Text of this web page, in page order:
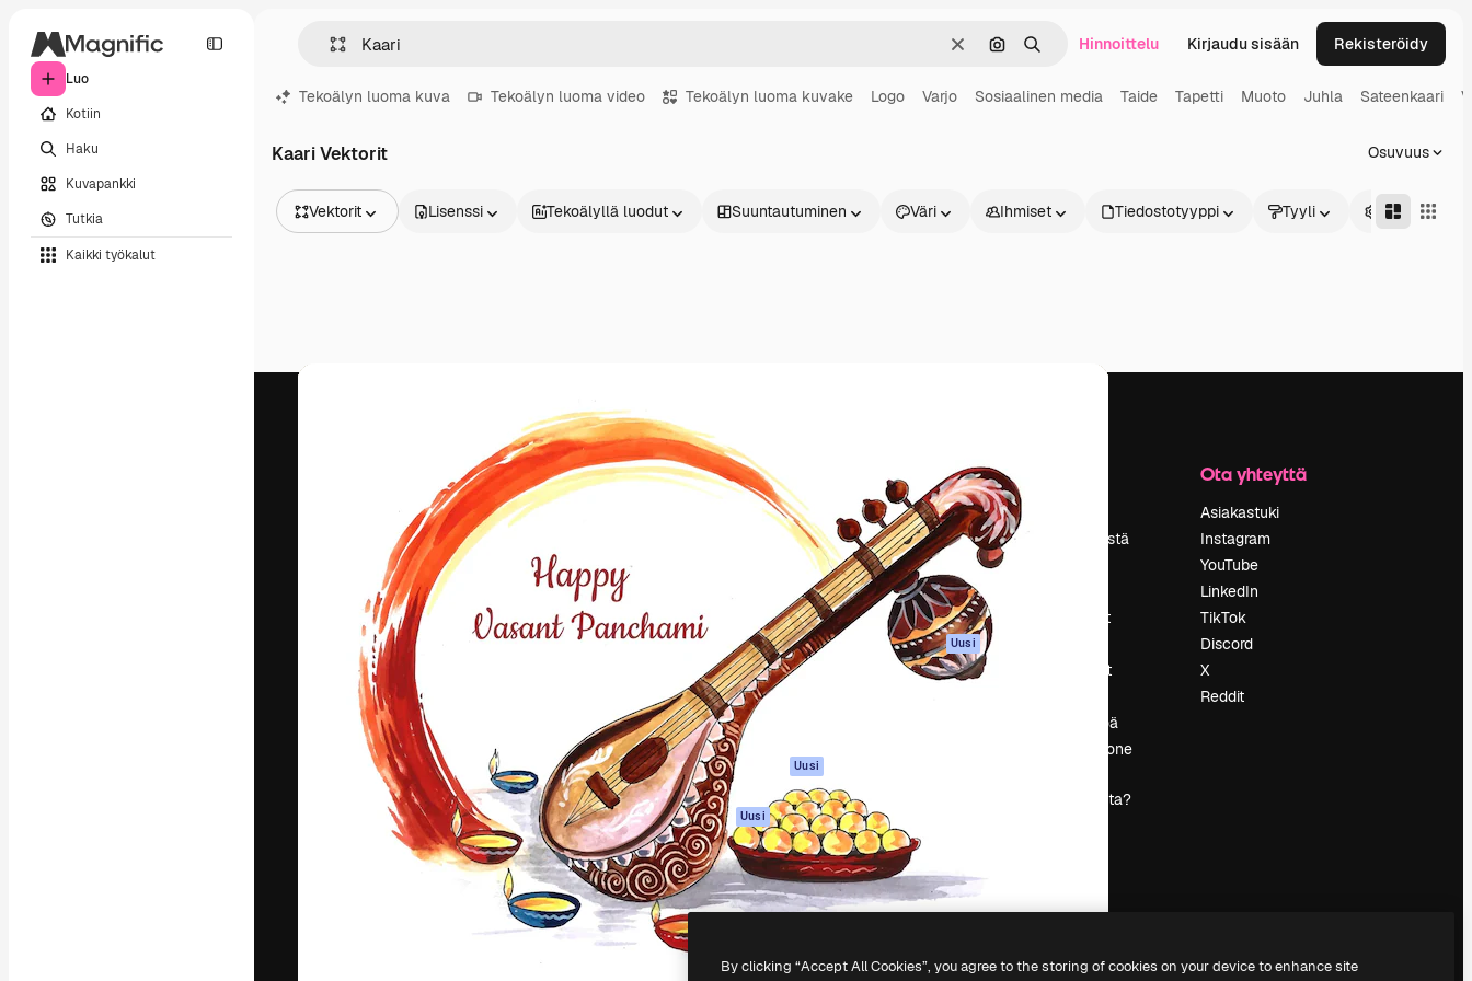
Luo
Kotiin
Haku
Kuvapankki
Tutkia
Kaikki työkalut
SelkeäHae kuvan perusteella
Haku Hinnoittelu Kirjaudu sisään Rekisteröidy
Tekoälyn luoma kuva Tekoälyn luoma video Tekoälyn luoma kuvake Logo Varjo Sosiaalinen media Taide Tapetti Muoto Juhla Sateenkaari
Kaari Vektorit Osuvuus
Vektorit
Videot
Lisenssi Tekoälyllä luodut Suuntautuminen Väri Ihmiset Tiedostotyyppi Tyyli Edistynyt
Luova alusta parhaiden töidesi
toteuttamiseen. Yli miljoona tilaajaa
luovien alojen ammattilaisten, yritysten,
toimistojen ja studioiden joukossa.
Suomi
Tuotteet
Tekoälyavustaja
Tekoälyllä toimiva
kuvageneraattori
Tekoälyllä toimiva
videogeneraattori
Tekoälyllä toimiva
äänigeneraattori
Kuvapankkisisältö
MCP
Claudelle ja
ChatGPT:lle
Uusi
Agentit Uusi
API
Mobiilisovellus
Kaikki Magnific-
työkalut
Aloita
Academy
Dokumentaatio
Tuki
Käyttöehdot
Tietosuojakäytäntö
Alkuperäiset Uusi
Evästepolitiikka
Tietoja meistä
Hakutrendit
Tapahtumat
Myy sisältöä
Lehdistöhuone
magnific.ai:ta?
Ota yhteyttä
Asiakastuki
Instagram
YouTube
LinkedIn
TikTok
Discord
X
Reddit
By clicking “Accept All Cookies”, you agree to the storing of cookies on your device to enhance site